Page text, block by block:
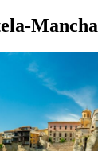
Mancha